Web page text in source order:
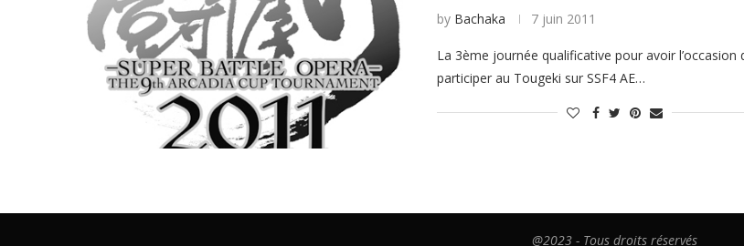
by Bachaka 7 juin 2011
La 3ème journée qualificative pour avoir l’occasion
participer au Tougeki sur SSF4 AE…
@2023 - Tous droits réservés